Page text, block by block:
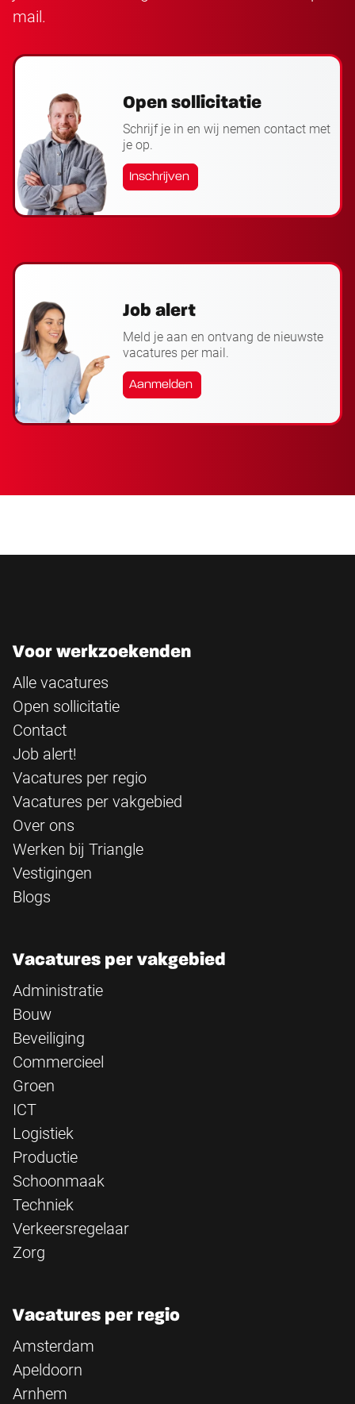
mail.
Open sollicitatie
Schrijf je in en wij nemen contact met
je op.
Inschrijven
Job alert
Meld je aan en ontvang de nieuwste
vacatures per mail.
Aanmelden
Voor werkzoekenden
Alle vacatures
Open sollicitatie
Contact
Job alert!
Vacatures per regio
Vacatures per vakgebied
Over ons
Werken bij Triangle
Vestigingen
Blogs
Vacatures per vakgebied
Administratie
Bouw
Beveiliging
Commercieel
Groen
ICT
Logistiek
Productie
Schoonmaak
Techniek
Verkeersregelaar
Zorg
Vacatures per regio
Amsterdam
Apeldoorn
Arnhem